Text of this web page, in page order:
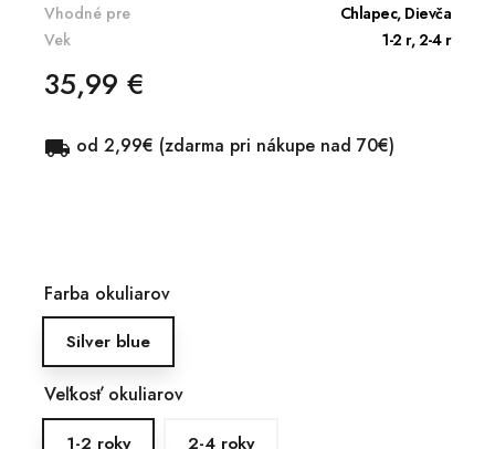
Vhodné pre
Chlapec, Dievča
Vek
1-2 r, 2-4 r
35,99 €
 od 2,99€ (zdarma pri nákupe nad 70€)
Farba okuliarov
Silver blue
Veľkosť okuliarov
1-2 roky 2-4 roky